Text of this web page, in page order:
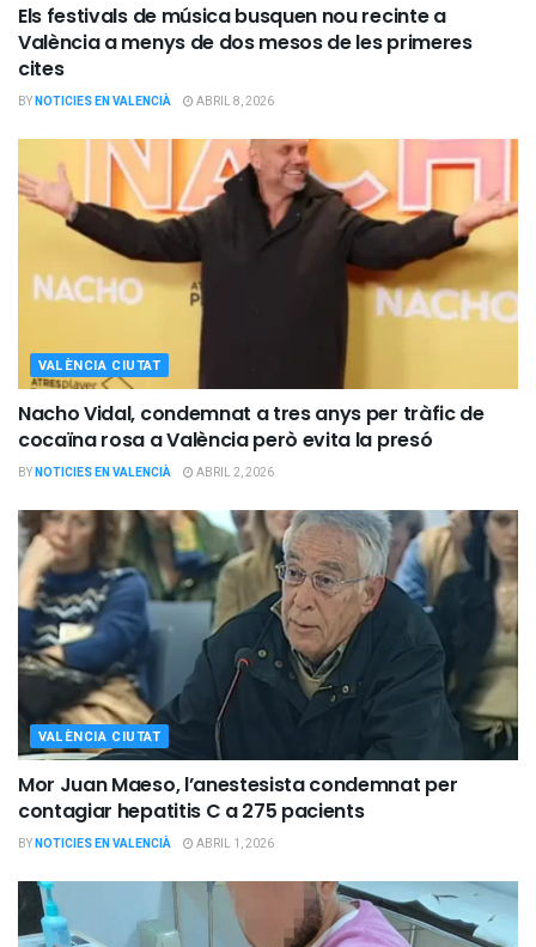
Els festivals de música busquen nou recinte a
València a menys de dos mesos de les primeres
cites
BYNOTICIES EN VALENCIÀ ABRIL 8, 2026
VALÈNCIA CIUTAT
Nacho Vidal, condemnat a tres anys per tràfic de
cocaïna rosa a València però evita la presó
BYNOTICIES EN VALENCIÀ ABRIL 2, 2026
VALÈNCIA CIUTAT
Mor Juan Maeso, l’anestesista condemnat per
contagiar hepatitis C a 275 pacients
BYNOTICIES EN VALENCIÀ ABRIL 1, 2026